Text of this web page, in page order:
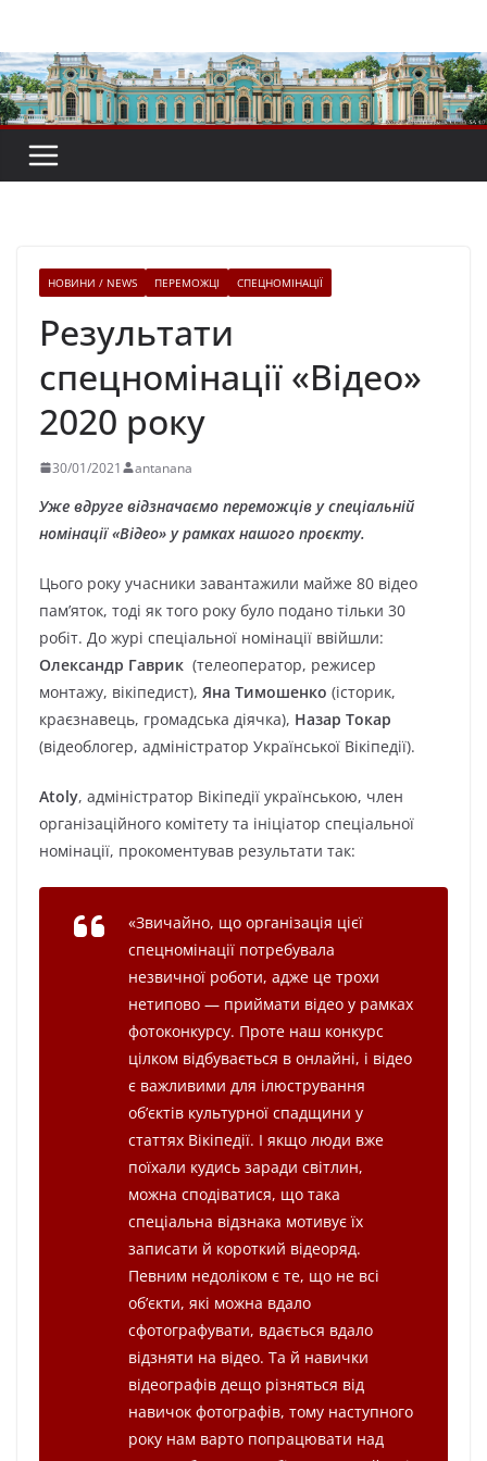
вмісту
НОВИНИ / NEWS ПЕРЕМОЖЦІ СПЕЦНОМІНАЦІЇ
Результати
спецномінації «Відео»
2020 року
30/01/2021 antanana
Уже вдруге відзначаємо переможців у спеціальній
номінації «Відео» у рамках нашого проєкту.
Цього року учасники завантажили майже 80 відео
пам’яток, тоді як того року було подано тільки 30
робіт. До журі спеціальної номінації ввійшли:
Олександр Гаврик (телеоператор, режисер
монтажу, вікіпедист), Яна Тимошенко (історик,
краєзнавець, громадська діячка), Назар Токар
(відеоблогер, адміністратор Української Вікіпедії).
Atoly, адміністратор Вікіпедії українською, член
організаційного комітету та ініціатор спеціальної
номінації, прокоментував результати так:
«Звичайно, що організація цієї
спецномінації потребувала
незвичної роботи, адже це трохи
нетипово — приймати відео у рамках
фотоконкурсу. Проте наш конкурс
цілком відбувається в онлайні, і відео
є важливими для ілюстрування
об’єктів культурної спадщини у
статтях Вікіпедії. І якщо люди вже
поїхали кудись заради світлин,
можна сподіватися, що така
спеціальна відзнака мотивує їх
записати й короткий відеоряд.
Певним недоліком є те, що не всі
об’єкти, які можна вдало
сфотографувати, вдається вдало
відзняти на відео. Та й навички
відеографів дещо різняться від
навичок фотографів, тому наступного
року нам варто попрацювати над